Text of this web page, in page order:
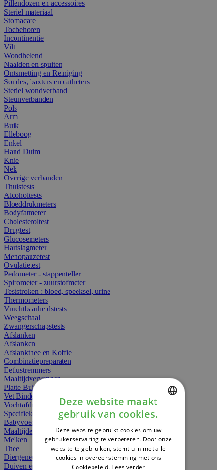
Pillendozen en accessoires
Steriel materiaal
Stomacare
Toebehoren
Incontinentie
Vilt
Wondhelend
Naalden en spuiten
Ontsmetting en Reiniging
Sondes, baxters en catheters
Steriel wondverband
Steunverbanden
Pols
Arm
Buik
Elleboog
Enkel
Hand Duim
Knie
Nek
Overige verbanden
Thuistests
Alcoholtests
Bloeddrukmeters
Bodyfatmeter
Cholesteroltest
Drugtest
Glucosemeters
Hartslagmeter
Menopauzetest
Ovulatietest
Pedometer - stappenteller
Spirometer - zuurstofmeter
Teststroken : bloed, speeksel, urine
Thermometers
Vruchtbaarheidstests
Weegschaal
Zwangerschapstests
Afslanken
Afslanken
Afslankthee en Koffie
Combinatiepreparaten
Eetlustremmers
Maaltijdvervanger
Platte Buik
Vet Binders
Vochtafdrijvers
Specifieke Voeding
Babyvoeding
Maaltijden
Melken
Thee
Diergeneesmiddelen
Duiven en vogels
DUTCH
FRENCH
ENGLISH
Deze website maakt
gebruik van cookies.
Deze website gebruikt cookies om uw
gebruikerservaring te verbeteren. Door onze
website te gebruiken, stemt u in met alle
cookies in overeenstemming met ons
Cookiebeleid. Lees verder